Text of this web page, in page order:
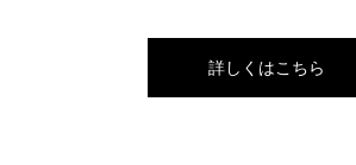
詳しくはこちら